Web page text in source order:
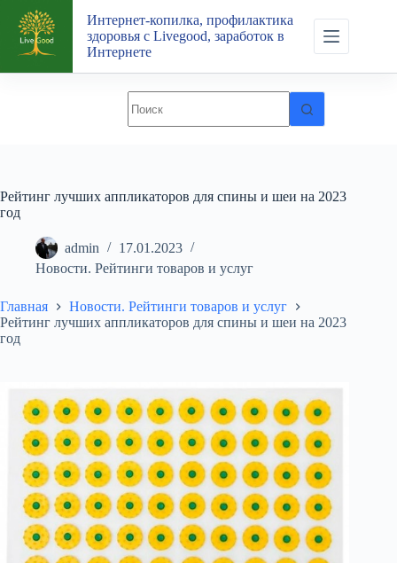
Перейти
сути
Интернет-копилка, профилактика
здоровья с Livegood, заработок в
Интернете
Рейтинг лучших аппликаторов для спины и шеи на 2023
год
admin
17.01.2023
Новости. Рейтинги товаров и услуг
Главная
Новости. Рейтинги товаров и услуг
Рейтинг лучших аппликаторов для спины и шеи на 2023
год